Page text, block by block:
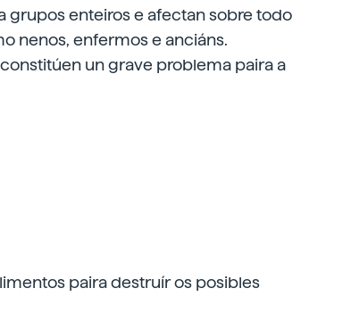
grupos enteiros e afectan sobre todo
nenos, enfermos e anciáns.
un grave problema paira a
paira destruír os posibles